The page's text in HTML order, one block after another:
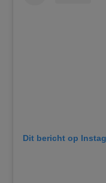
Dit bericht op